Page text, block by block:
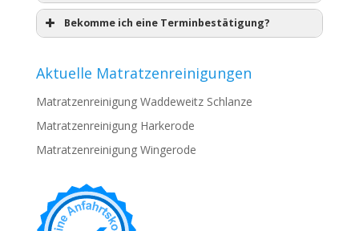
Bekomme ich eine Terminbestätigung?
Aktuelle Matratzenreinigungen
Matratzenreinigung Waddeweitz Schlanze
Matratzenreinigung Harkerode
Matratzenreinigung Wingerode